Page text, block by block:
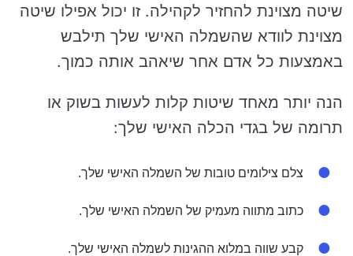
שיטה מצוינת להחזיר לקהילה. זו יכול אפילו שיטה
מצוינת לוודא שהשמלה האישי שלך תילבש
באמצעות כל אדם אחר שיאהב אותה כמוך.
הנה יותר מאחד שיטות קלות לעשות בשוק או
תרומה של בגדי הכלה האישי שלך:
צלם צילומים טובות של השמלה האישי שלך.
כתוב מתווה מעמיק של השמלה האישי שלך.
קבע שווה במלוא ההגינות לשמלה האישי שלך.